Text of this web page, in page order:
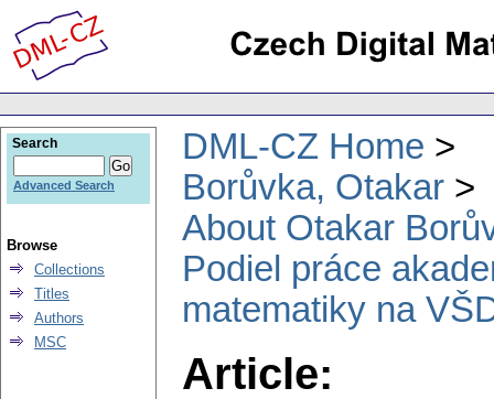
DML-CZ Home
Borůvka, Otakar
About Otakar
Podiel práce
matematiky na
Article:
Search
Advanced Search
Browse
Collections
Titles
Authors
MSC